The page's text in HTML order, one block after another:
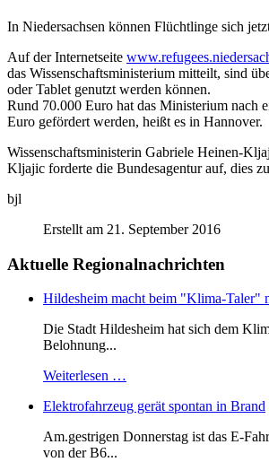
In Niedersachsen können Flüchtlinge sich
Auf der Internetseite
das Wissenschaftsministerium mitteilt, sind
oder Tablet genutzt werden können.
Rund 70.000 Euro hat das Ministerium nach
Euro gefördert werden, heißt es in Hannover.
Wissenschaftsministerin Gabriele Heinen-
Kljajic forderte die Bundesagentur auf, dies
bjl
Erstellt am 21. September 2016
Aktuelle Regionalnachrichten
Hildesheim macht beim "Klima-Taler"
Die Stadt Hildesheim hat sich dem
Belohnung...
Weiterlesen …
Elektrofahrzeug gerät spontan in Brand
Am.gestrigen Donnerstag ist das E-
von der B6...